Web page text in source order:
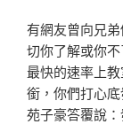
有網友曾向兄
切你了解或你
最快的速率上
銜，你們打心
苑子豪答覆說